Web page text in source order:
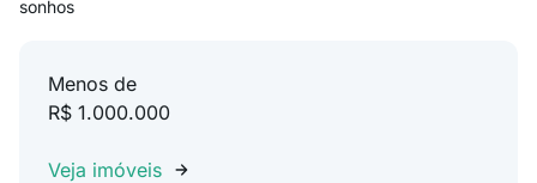
sonhos
Menos de
R$ 1.000.000
Veja imóveis